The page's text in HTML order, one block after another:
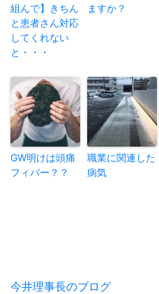
組んで】きちん
と患者さん対応
してくれない
と・・・
ますか？
GW明けは頭痛
フィバー？？
職業に関連した
病気
投
今井理事長のブログ